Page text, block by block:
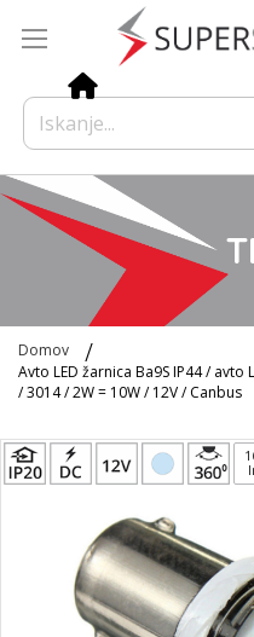
Domov
Avto LED žarnica Ba9S IP44 / avto
/ 3014 / 2W = 10W / 12V / Canbus
Preskoči
na